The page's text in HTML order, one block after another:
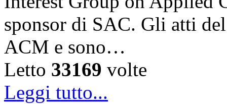
sponsor di SAC. Gli atti
ACM e sono…
Letto 33169 volte
Leggi tutto...